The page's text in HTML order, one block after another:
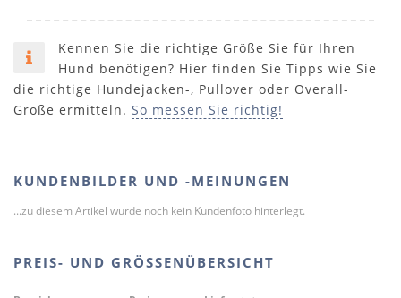
Kennen Sie die richtige Größe Sie für Ihren
Hund benötigen? Hier finden Sie Tipps wie Sie
die richtige Hundejacken-, Pullover oder Overall-
Größe ermitteln. So messen Sie richtig!
KUNDENBILDER UND -MEINUNGEN
...zu diesem Artikel wurde noch kein Kundenfoto hinterlegt.
PREIS- UND GRÖSSENÜBERSICHT